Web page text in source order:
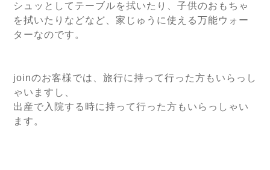
シュッとしてテーブルを拭いたり、子供のおもちゃ
を拭いたりなどなど、家じゅうに使える万能ウォー
ターなのです。
joinのお客様では、旅行に持って行った方もいらっし
ゃいますし、
出産で入院する時に持って行った方もいらっしゃい
ます。